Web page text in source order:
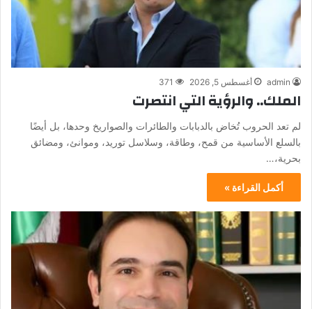
admin أغسطس 5, 2026 371
الملك.. والرؤية التي انتصرت
لم تعد الحروب تُخاض بالدبابات والطائرات والصواريخ وحدها، بل أيضًا
بالسلع الأساسية من قمح، وطاقة، وسلاسل توريد، وموانئ، ومضائق
بحرية،…
أكمل القراءة »